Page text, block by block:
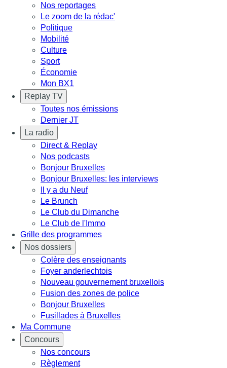
Nos reportages
Le zoom de la rédac'
Politique
Mobilité
Culture
Sport
Économie
Mon BX1
Replay TV
Toutes nos émissions
Dernier JT
La radio
Direct & Replay
Nos podcasts
Bonjour Bruxelles
Bonjour Bruxelles: les interviews
Il y a du Neuf
Le Brunch
Le Club du Dimanche
Le Club de l'Immo
Grille des programmes
Nos dossiers
Colère des enseignants
Foyer anderlechtois
Nouveau gouvernement bruxellois
Fusion des zones de police
Bonjour Bruxelles
Fusillades à Bruxelles
Ma Commune
Concours
Nos concours
Règlement